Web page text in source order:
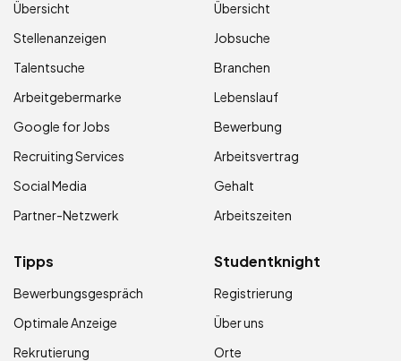
Übersicht
Stellenanzeigen
Talentsuche
Arbeitgebermarke
Google for Jobs
Recruiting Services
Social Media
Partner-Netzwerk
Übersicht
Jobsuche
Branchen
Lebenslauf
Bewerbung
Arbeitsvertrag
Gehalt
Arbeitszeiten
Tipps
Bewerbungsgespräch
Optimale Anzeige
Rekrutierung
Studentknight
Registrierung
Über uns
Orte